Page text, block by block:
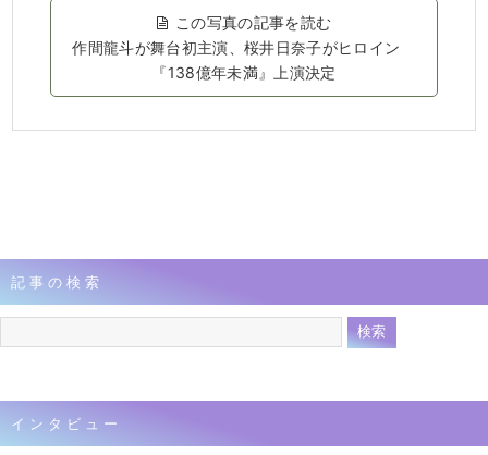
この写真の記事を読む
作間龍斗が舞台初主演、桜井日奈子がヒロイン
『138億年未満』上演決定
記事の検索
インタビュー